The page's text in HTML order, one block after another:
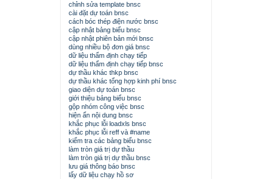
chỉnh sửa template bnsc
cài đặt dự toán bnsc
cách bóc thép điện nước bnsc
cập nhật bảng biểu bnsc
cập nhật phiên bản mới bnsc
dùng nhiều bộ đơn giá bnsc
dữ liệu thẩm định chạy tiếp
dữ liệu thẩm định chạy tiếp bnsc
dự thầu khác thkp bnsc
dự thầu khác tổng hợp kinh phí bnsc
giao diện dự toán bnsc
giới thiệu bảng biểu bnsc
gộp nhóm công việc bnsc
hiện ẩn nội dung bnsc
khắc phục lỗi loadxls bnsc
khắc phục lỗi reff và #name
kiểm tra các bảng biểu bnsc
làm tròn giá trị dự thầu
làm tròn giá trị dự thầu bnsc
lưu giá thông báo bnsc
lấy dữ liệu chạy hồ sơ